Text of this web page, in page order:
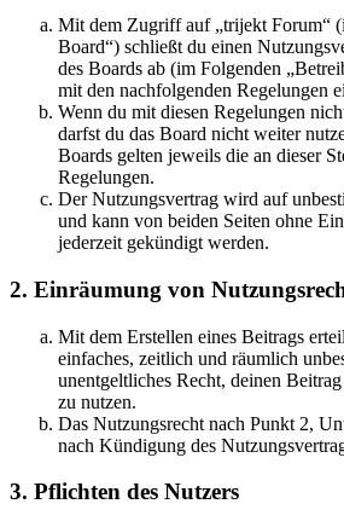
Mit dem Zugriff auf „trijekt Forum“
Board“) schließt du einen
des Boards ab (im Folgenden
mit den nachfolgenden Regelungen
Wenn du mit diesen Regelungen
darfst du das Board nicht weiter
Boards gelten jeweils die an dieser
Regelungen.
Der Nutzungsvertrag wird auf
und kann von beiden Seiten ohne
jederzeit gekündigt werden.
2. Einräumung von
Mit dem Erstellen eines Beitrags
einfaches, zeitlich und räumlich
unentgeltliches Recht, deinen
zu nutzen.
Das Nutzungsrecht nach Punkt 2,
nach Kündigung des
3. Pflichten des Nutzers